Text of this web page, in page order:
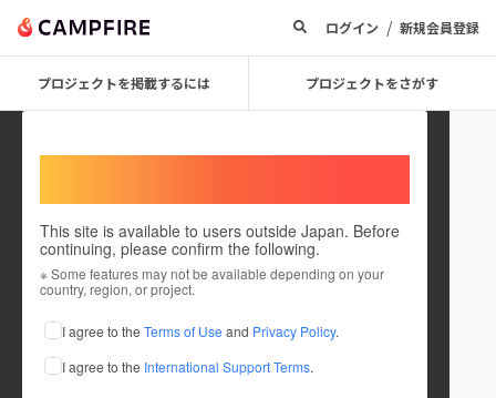
ログイン / 新規会員登録
プロジェクトを掲載するには プロジェクトをさがす
This site is available to users outside Japan. Before
continuing, please confirm the following.
※ Some features may not be available depending on your
country, region, or project.
I agree to the Terms of Use and Privacy Policy.
I agree to the International Support Terms.
shirai_hibiki
これまでに28回支援して4件のプロジェクトを投稿しています
在住国：日本 現在地：東京都